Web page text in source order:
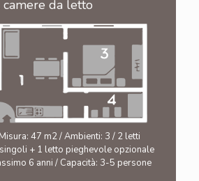
camere da letto
47 m2 / Ambienti: 3 / 2 letti
+ 1 letto pieghevole opzionale
6 anni / Capacità: 3-5 persone